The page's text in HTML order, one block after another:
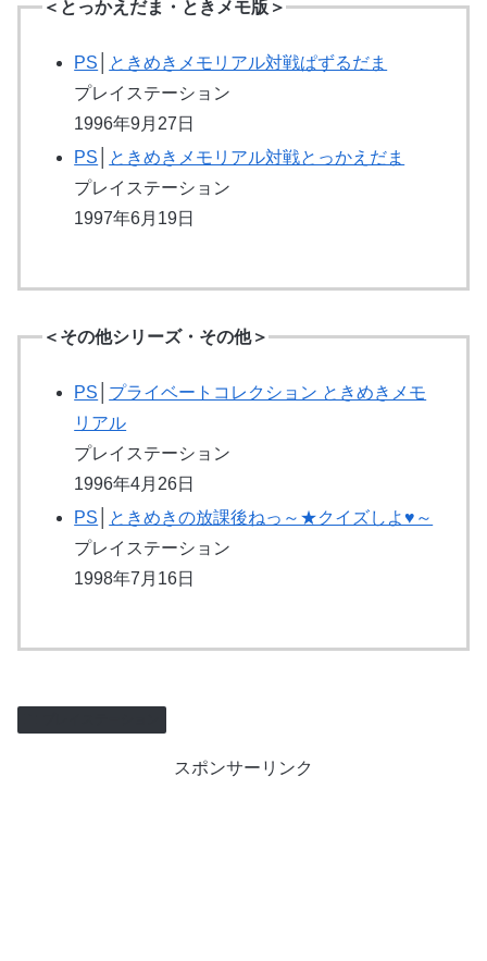
＜とっかえだま・ときメモ版＞
PS
ときめきメモリアル対戦ぱずるだま
プレイステーション
1996年9月27日
PS
ときめきメモリアル対戦とっかえだま
プレイステーション
1997年6月19日
＜その他シリーズ・その他＞
PS
プライベートコレクション ときめきメモ
リアル
プレイステーション
1996年4月26日
PS
ときめきの放課後ねっ～★クイズしよ♥～
プレイステーション
1998年7月16日
スポンサーリンク